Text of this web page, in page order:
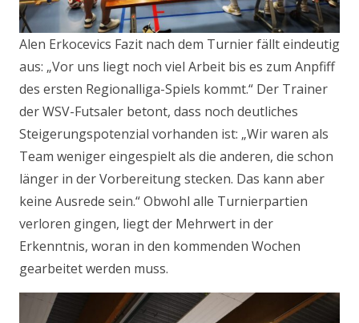
Alen Erkocevics Fazit nach dem Turnier fällt eindeutig
aus: „Vor uns liegt noch viel Arbeit bis es zum Anpfiff
des ersten Regionalliga-Spiels kommt.“ Der Trainer
der WSV-Futsaler betont, dass noch deutliches
Steigerungspotenzial vorhanden ist: „Wir waren als
Team weniger eingespielt als die anderen, die schon
länger in der Vorbereitung stecken. Das kann aber
keine Ausrede sein.“ Obwohl alle Turnierpartien
verloren gingen, liegt der Mehrwert in der
Erkenntnis, woran in den kommenden Wochen
gearbeitet werden muss.